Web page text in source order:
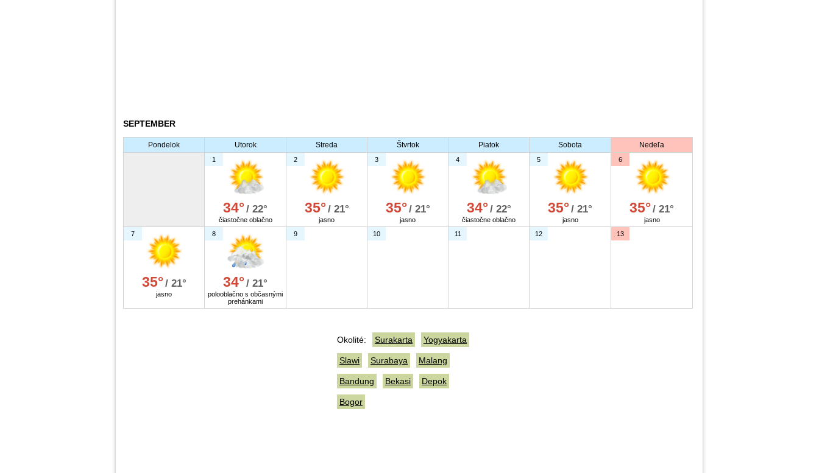
SEPTEMBER
Pondelok Utorok Streda Štvrtok Piatok Sobota Nedeľa
1
34°/ 22°
čiastočne oblačno
2
35°/ 21°
jasno
3
35°/ 21°
jasno
4
34°/ 22°
čiastočne oblačno
5
35°/ 21°
jasno
6
35°/ 21°
jasno
7
35°/ 21°
jasno
8
34°/ 21°
polooblačno s občasnými
prehánkami
9 10 11 12 13
Okolité: Surakarta Yogyakarta
Slawi Surabaya Malang
Bandung Bekasi Depok
Bogor